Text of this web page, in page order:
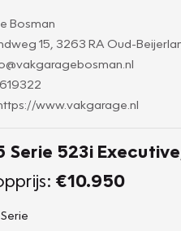
Bosman
15, 3263 RA Oud-
www.vakgarage.nl
Serie 523i
€10.950